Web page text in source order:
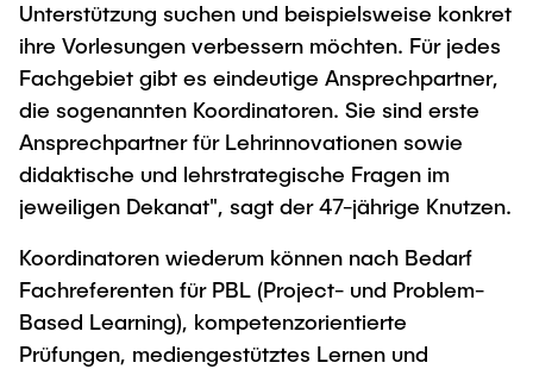
Unterstützung suchen und beispielsweise konkret
ihre Vorlesungen verbessern möchten. Für jedes
Fachgebiet gibt es eindeutige Ansprechpartner,
die sogenannten Koordinatoren. Sie sind erste
Ansprechpartner für Lehrinnovationen sowie
didaktische und lehrstrategische Fragen im
jeweiligen Dekanat", sagt der 47-jährige Knutzen.
Koordinatoren wiederum können nach Bedarf
Fachreferenten für PBL (Project- und Problem-
Based Learning), kompetenzorientierte
Prüfungen, mediengestütztes Lernen und